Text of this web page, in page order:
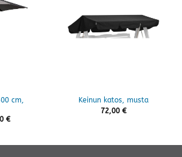
cm,
€
Keinun katos, musta
72,00 €